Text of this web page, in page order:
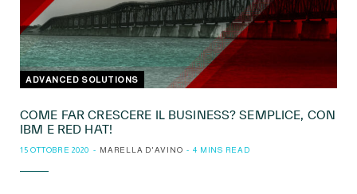
ADVANCED SOLUTIONS
COME FAR CRESCERE IL BUSINESS? SEMPLICE, CON
IBM E RED HAT!
15 OTTOBRE 2020 MARELLA D'AVINO 4 MINS READ